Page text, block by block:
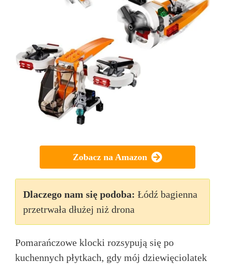
Zobacz na Amazon
Dlaczego nam się podoba: Łódź bagienna
przetrwała dłużej niż drona
Pomarańczowe klocki rozsypują się po
kuchennych płytkach, gdy mój dziewięciolatek